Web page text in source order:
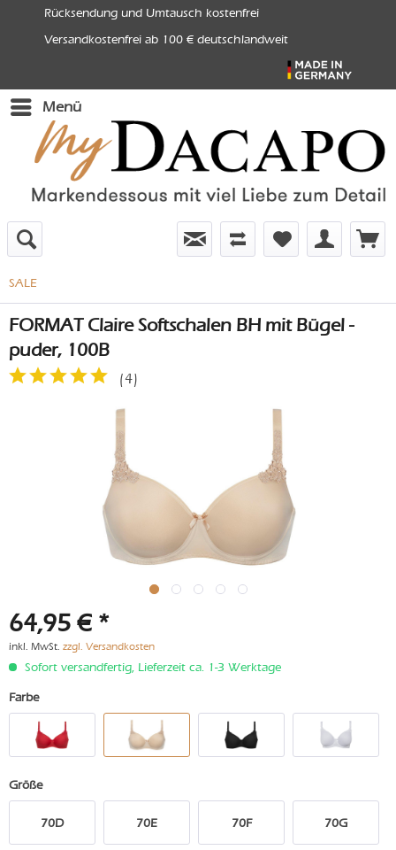
Rücksendung und Umtausch kostenfrei
Versandkostenfrei ab 100 € deutschlandweit
Menü
SALE
FORMAT Claire Softschalen BH mit Bügel -
puder, 100B
(4)
64,95 € *
inkl. MwSt. zzgl. Versandkosten
Sofort versandfertig, Lieferzeit ca. 1-3 Werktage
Farbe
Größe
70D 70E 70F 70G